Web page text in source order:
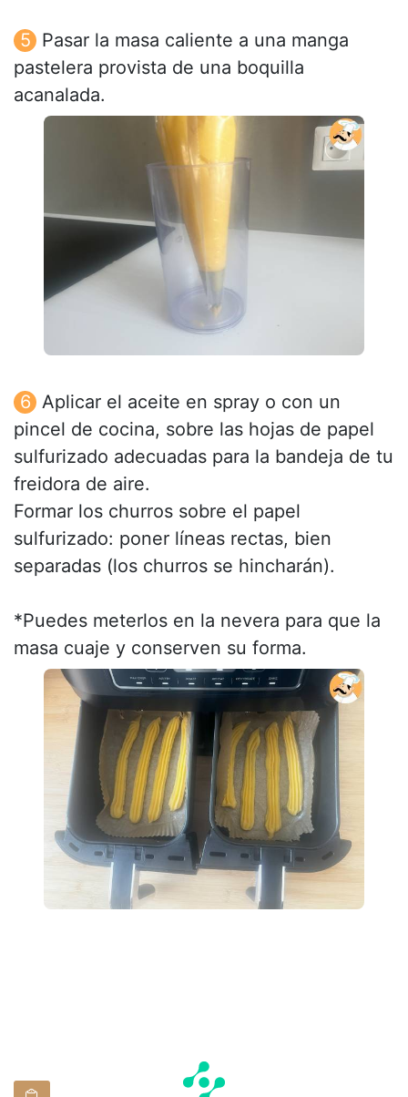
Pasar la masa caliente a una manga
pastelera provista de una boquilla
acanalada.
Aplicar el aceite en spray o con un
pincel de cocina, sobre las hojas de papel
sulfurizado adecuadas para la bandeja de tu
freidora de aire.
Formar los churros sobre el papel
sulfurizado: poner líneas rectas, bien
separadas (los churros se hincharán).
*Puedes meterlos en la nevera para que la
masa cuaje y conserven su forma.